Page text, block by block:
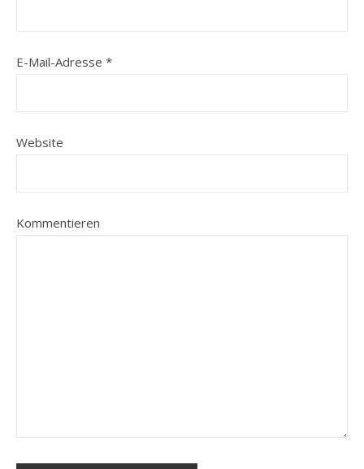
E-Mail-Adresse *
Website
Kommentieren